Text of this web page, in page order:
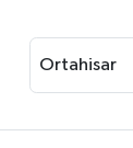
Ortahisar